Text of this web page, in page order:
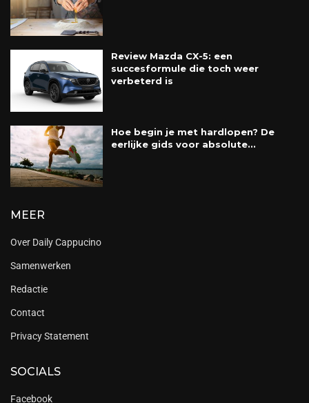
Review Mazda CX-5: een
succesformule die toch weer
verbeterd is
Hoe begin je met hardlopen? De
eerlijke gids voor absolute...
MEER
Over Daily Cappucino
Samenwerken
Redactie
Contact
Privacy Statement
SOCIALS
Facebook